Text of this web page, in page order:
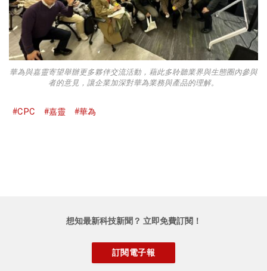
華為與嘉靈寄望舉辦更多夥伴交流活動，藉此多聆聽業界與生態圈內參與
者的意見，讓企業加深對華為業務與產品的理解。
#CPC #嘉靈 #華為
想知最新科技新聞？ 立即免費訂閱！